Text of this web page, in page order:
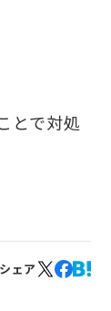
とで対処
ェア